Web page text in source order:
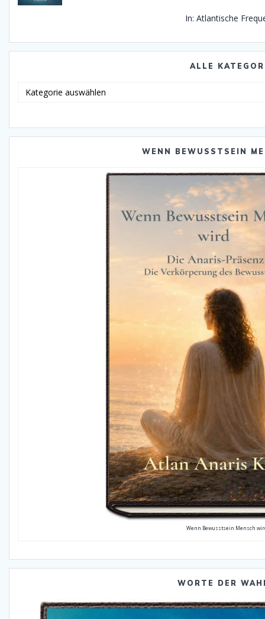
In: Atlantische
ALLE
WENN BEWUSSTSEIN
Wenn Bewusstsein Mensch
WORTE DER